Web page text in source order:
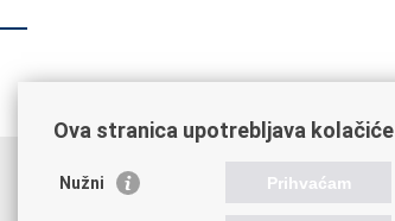
Korisne poveznice
Ova stranica upotrebljava kolačiće
Nužni Prihvaćam